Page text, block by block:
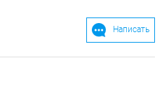
Написать